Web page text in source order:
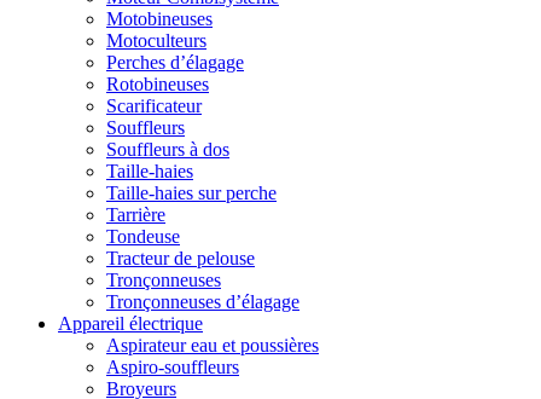
Motobineuses
Motoculteurs
Perches d’élagage
Rotobineuses
Scarificateur
Souffleurs
Souffleurs à dos
Taille-haies
Taille-haies sur perche
Tarrière
Tondeuse
Tracteur de pelouse
Tronçonneuses
Tronçonneuses d’élagage
Appareil électrique
Aspirateur eau et poussières
Aspiro-souffleurs
Broyeurs